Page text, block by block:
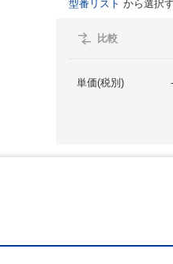
型番リスト から選択
比較
単価(税別) -